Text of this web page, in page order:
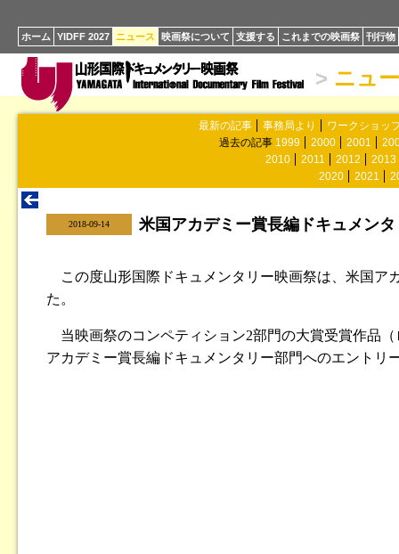
ホーム YIDFF 2027 ニュース 映画祭について 支援する これまでの映画祭 刊行物
> ニュ
最新の記事 事務局より
ワークショッ
過去の記事 1999 2000 2001
2010
2011 2012
2013
2020
2021
2018-09-14 米国アカデミー賞長編ドキュメン
この度山形国際ドキュメンタリー映画祭は、米国ア
た。
当映画祭のコンペティション2部門の大賞受賞作品
アカデミー賞長編ドキュメンタリー部門へのエントリ